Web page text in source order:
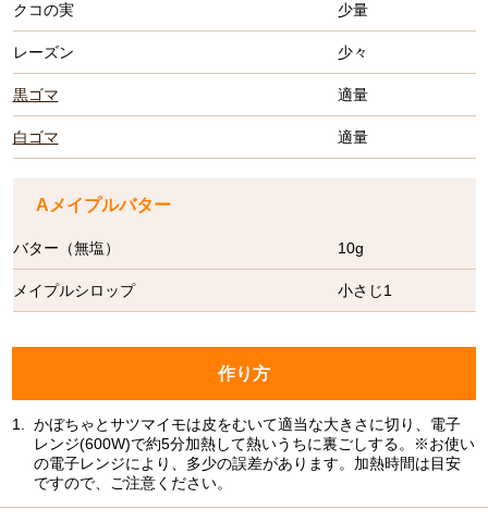
クコの実 少量
レーズン 少々
黒ゴマ 適量
白ゴマ 適量
Aメイプルバター
バター（無塩） 10g
メイプルシロップ 小さじ1
作り方
1.
かぼちゃとサツマイモは皮をむいて適当な大きさに切り、電子
レンジ(600W)で約5分加熱して熱いうちに裏ごしする。※お使い
の電子レンジにより、多少の誤差があります。加熱時間は目安
ですので、ご注意ください。